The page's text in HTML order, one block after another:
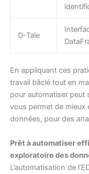
D-Tale
En appliquant ces
travail bâclé tout en
pour automatiser peut
vous permet de mieux
données, pour des
Prêt à automatiser
exploratoire des
L’automatisation de